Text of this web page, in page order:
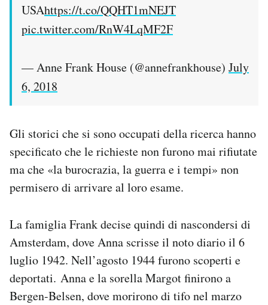
USAhttps://t.co/QQHT1mNEJT
pic.twitter.com/RnW4LqMF2F
— Anne Frank House (@annefrankhouse) July
6, 2018
Gli storici che si sono occupati della ricerca hanno
specificato che le richieste non furono mai rifiutate
ma che «la burocrazia, la guerra e i tempi» non
permisero di arrivare al loro esame.
La famiglia Frank decise quindi di nascondersi di
Amsterdam, dove Anna scrisse il noto diario il 6
luglio 1942. Nell’agosto 1944 furono scoperti e
deportati. Anna e la sorella Margot finirono a
Bergen-Belsen, dove morirono di tifo nel marzo